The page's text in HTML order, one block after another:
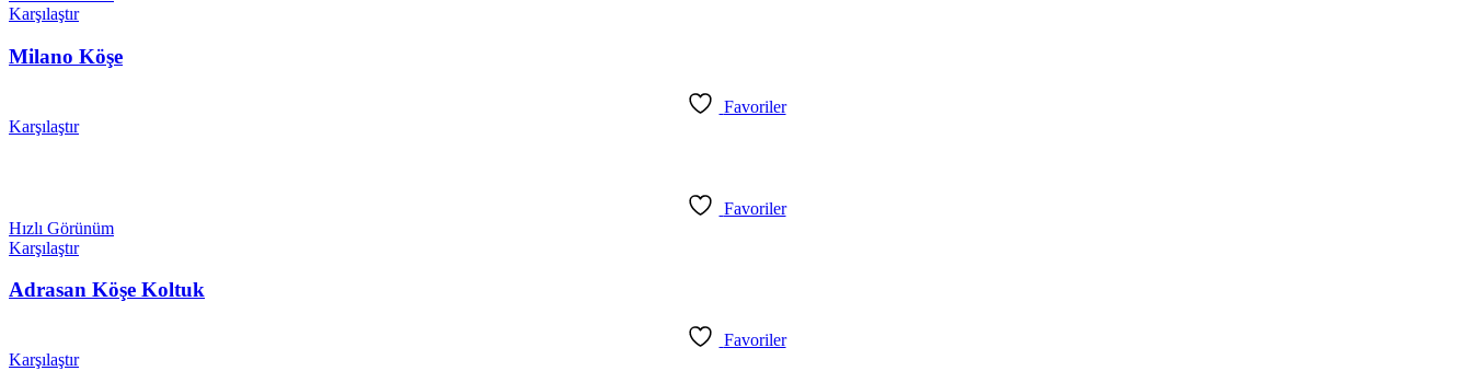
Karşılaştır
Milano Köşe
Favoriler
Karşılaştır
Favoriler
Hızlı Görünüm
Karşılaştır
Adrasan Köşe Koltuk
Favoriler
Karşılaştır